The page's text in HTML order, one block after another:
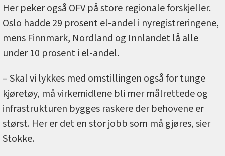
Her peker også OFV på store regionale forskjeller.
Oslo hadde 29 prosent el-andel i nyregistreringene,
mens Finnmark, Nordland og Innlandet lå alle
under 10 prosent i el-andel.
– Skal vi lykkes med omstillingen også for tunge
kjøretøy, må virkemidlene bli mer målrettede og
infrastrukturen bygges raskere der behovene er
størst. Her er det en stor jobb som må gjøres, sier
Stokke.